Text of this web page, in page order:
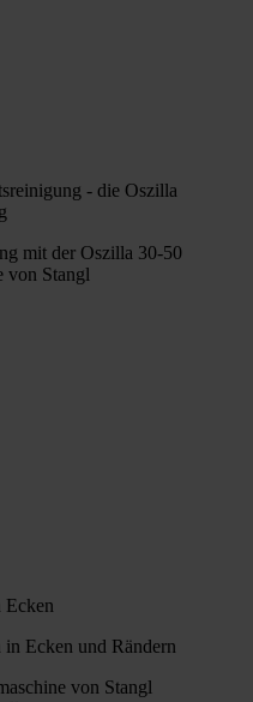
- die Oszilla
Ecken
Ecken und Rändern